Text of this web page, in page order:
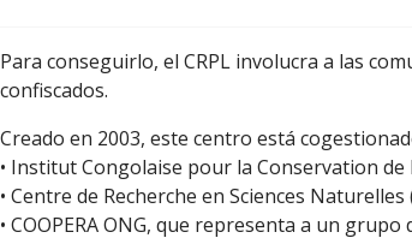
Para conseguirlo, el CRPL involucra a las
confiscados.
Creado en 2003, este centro está
• Institut Congolaise pour la Conservation de
• Centre de Recherche en Sciences Naturelles
• COOPERA ONG, que representa a un